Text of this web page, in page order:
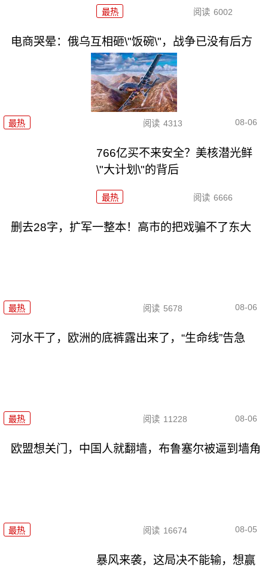
最热 阅读 6002
电商哭晕：俄乌互相砸\"饭碗\"，战争已没有后方
最热 阅读 4313 08-06
766亿买不来安全？美核潜光鲜
\"大计划\"的背后
最热 阅读 6666
删去28字，扩军一整本！高市的把戏骗不了东大
最热 阅读 5678 08-06
河水干了，欧洲的底裤露出来了，“生命线”告急
最热 阅读 11228 08-06
欧盟想关门，中国人就翻墙，布鲁塞尔被逼到墙角
最热 阅读 16674 08-05
暴风来袭，这局决不能输，想赢